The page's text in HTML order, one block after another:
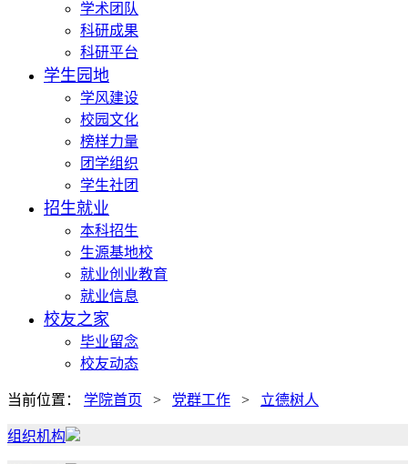
学术团队
科研成果
科研平台
学生园地
学风建设
校园文化
榜样力量
团学组织
学生社团
招生就业
本科招生
生源基地校
就业创业教育
就业信息
校友之家
毕业留念
校友动态
当前位置： 学院首页 > 党群工作 > 立德树人
组织机构